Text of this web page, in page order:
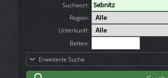
Suchwort:
Region:
Unterkunft:
Betten:
Erweiterte Suche